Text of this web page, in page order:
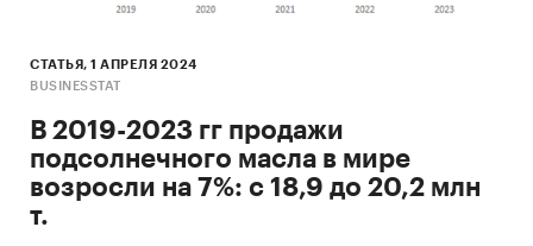
6. В рамках реализации проекта совокупная
для производства рафинированного
подсолнечного масла составляет
приблизительно *** тонн в год. Таким образом,
объемы валового сбора подсолнечника
непосредственно в Республике Адыгея
позволяют полностью покрыть потребности в
СТАТЬЯ, 1 АПРЕЛЯ 2024
BUSINESSTAT
В 2019-2023 гг продажи
подсолнечного масла в мире
возросли на 7%: с 18,9 до 20,2 млн
т.